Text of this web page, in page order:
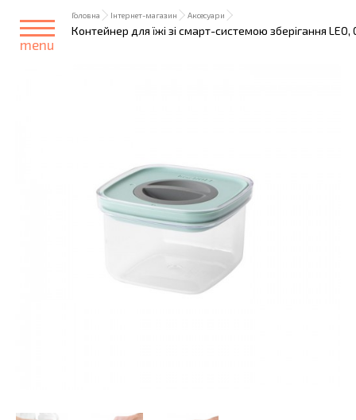
menu
Головна Інтернет-магазин Аксесуари
Контейнер для їжі зі смарт-системою зберігання LEO,